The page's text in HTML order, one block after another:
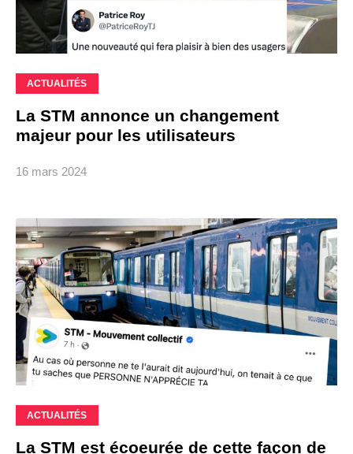
ACTUALITÉS
La STM annonce un changement
majeur pour les utilisateurs
16 mars 2024
ACTUALITÉS
La STM est écoeurée de cette façon de